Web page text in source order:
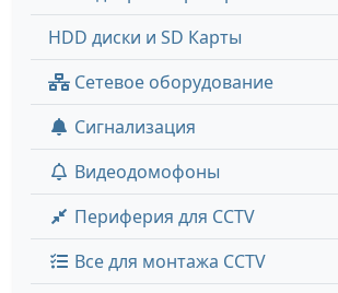
HDD диски и SD Карты
Сетевое оборудование
Сигнализация
Видеодомофоны
Периферия для CCTV
Все для монтажа CCTV